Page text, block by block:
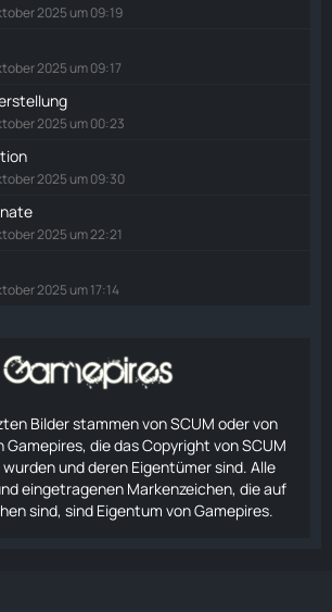
2025 um 09:19
2025 um 09:17
2025 um 00:23
2025 um 09:30
2025 um 22:21
2025 um 17:14
Bilder stammen von SCUM oder von
Gamepires, die das Copyright von SCUM
und deren Eigentümer sind. Alle
eingetragenen Markenzeichen, die auf
sind, sind Eigentum von Gamepires.